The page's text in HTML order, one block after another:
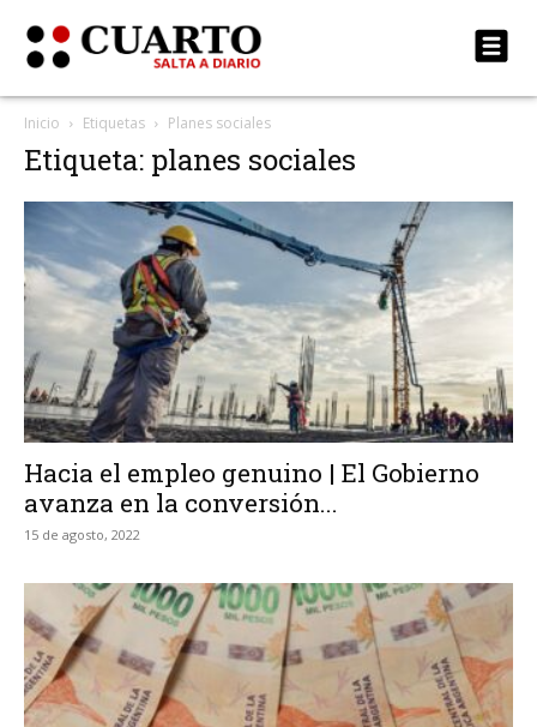
Inicio Etiquetas Planes sociales
Etiqueta: planes sociales
Hacia el empleo genuino | El Gobierno
avanza en la conversión...
15 de agosto, 2022